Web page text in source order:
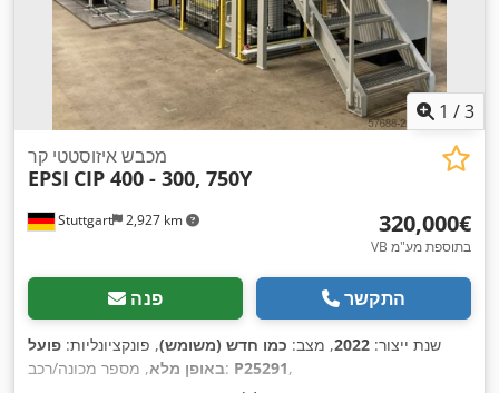
1 /3
Stuttgart 2,927 km
מכבש איזוסטטי קר
EPSI CIP 400 - 300, 750Y
‏320,000 ‏€
VB בתוספת מע"מ
פנה התקשר
שנת ייצור: 2022, מצב: כמו חדש (משומש), פונקציונליות: פועל
באופן מלא, מספר מכונה/רכב: P25291,